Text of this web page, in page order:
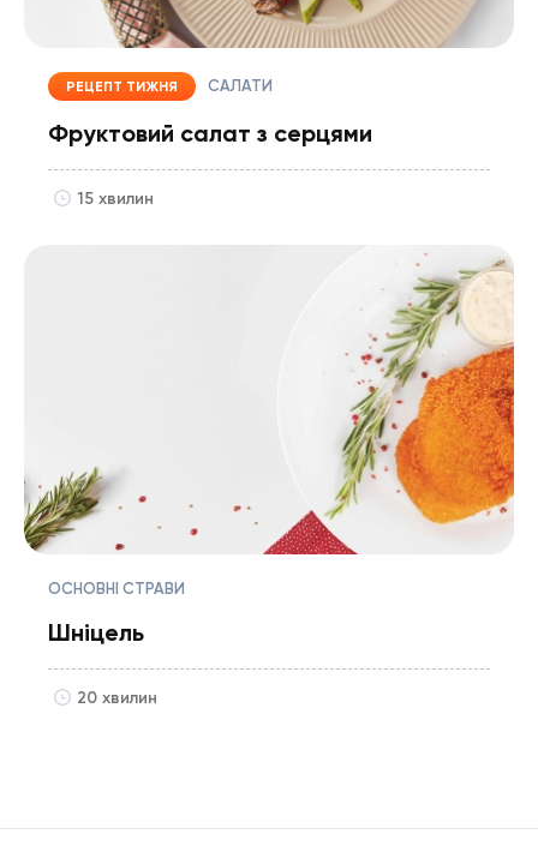
РЕЦЕПТ ТИЖНЯ САЛАТИ
Фруктовий салат з серцями
15 хвилин
ОСНОВНІ СТРАВИ
Шніцель
20 хвилин